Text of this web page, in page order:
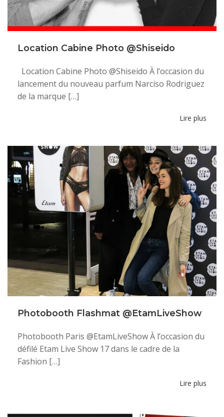
Location Cabine Photo @Shiseido
Location Cabine Photo @Shiseido À l’occasion du
lancement du nouveau parfum Narciso Rodriguez
de la marque […]
Lire plus
Photobooth Flashmat @EtamLiveShow
Photobooth Paris @EtamLiveShow À l’occasion du
défilé Etam Live Show 17 dans le cadre de la
Fashion […]
Lire plus